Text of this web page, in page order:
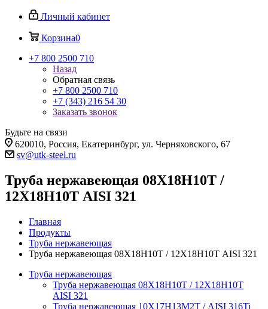
Личный кабинет
Корзина0
+7 800 2500 710
Назад
Обратная связь
+7 800 2500 710
+7 (343) 216 54 30
Заказать звонок
Будьте на связи
620010, Россия, Екатеринбург, ул. Черняховского, 67
sv@utk-steel.ru
Труба нержавеющая 08Х18Н10Т /
12Х18Н10Т AISI 321
Главная
Продукты
Труба нержавеющая
Труба нержавеющая 08Х18Н10Т / 12Х18Н10Т AISI 321
Труба нержавеющая
Труба нержавеющая 08Х18Н10Т / 12Х18Н10Т
AISI 321
Труба нержавеющая 10Х17Н13М2Т / AISI 316Ti